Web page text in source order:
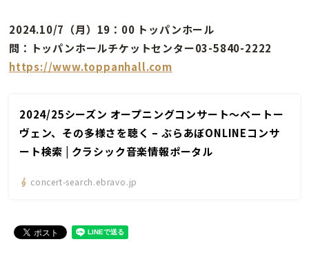
2024.10/7（月）19：00 トッパンホール
問：トッパンホールチケットセンター03-5840-2222
https://www.toppanhall.com
2024/25シーズン オープニングコンサート～ベートー
ヴェン、その多様さを聴く – ぶらあぼONLINEコンサ
ート検索 | クラシック音楽情報ポータル
concert-search.ebravo.jp